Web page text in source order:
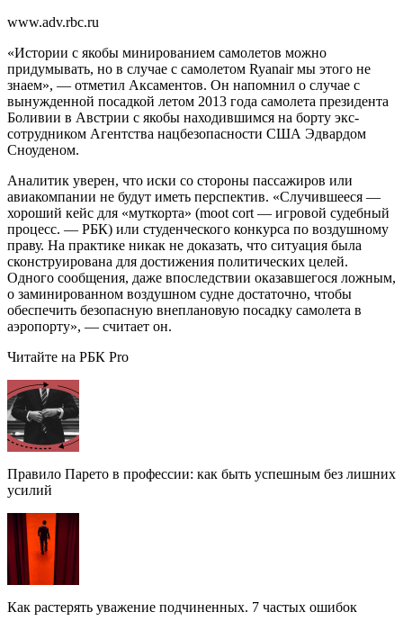
www.adv.rbc.ru
«Истории с якобы минированием самолетов можно
придумывать, но в случае с самолетом Ryanair мы этого не
знаем», — отметил Аксаментов. Он напомнил о случае с
вынужденной посадкой летом 2013 года самолета президента
Боливии в Австрии с якобы находившимся на борту экс-
сотрудником Агентства нацбезопасности США Эдвардом
Сноуденом.
Аналитик уверен, что иски со стороны пассажиров или
авиакомпании не будут иметь перспектив. «Случившееся —
хороший кейс для «муткорта» (moot cort — игровой судебный
процесс. — РБК) или студенческого конкурса по воздушному
праву. На практике никак не доказать, что ситуация была
сконструирована для достижения политических целей.
Одного сообщения, даже впоследствии оказавшегося ложным,
о заминированном воздушном судне достаточно, чтобы
обеспечить безопасную внеплановую посадку самолета в
аэропорту», — считает он.
Читайте на РБК Pro
Правило Парето в профессии: как быть успешным без лишних
усилий
Как растерять уважение подчиненных. 7 частых ошибок